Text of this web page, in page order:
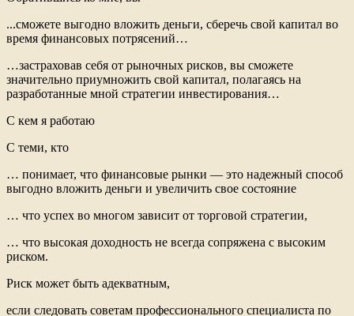
...сможете выгодно вложить деньги, сберечь свой капитал во
время финансовых потрясений…
…застраховав себя от рыночных рисков, вы сможете
значительно приумножить свой капитал, полагаясь на
разработанные мной стратегии инвестирования…
С кем я работаю
С теми, кто
… понимает, что финансовые рынки — это надежный способ
выгодно вложить деньги и увеличить свое состояние
… что успех во многом зависит от торговой стратегии,
… что высокая доходность не всегда сопряжена с высоким
риском.
Риск может быть адекватным,
если следовать советам профессионального специалиста по